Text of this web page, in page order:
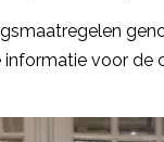
voor de